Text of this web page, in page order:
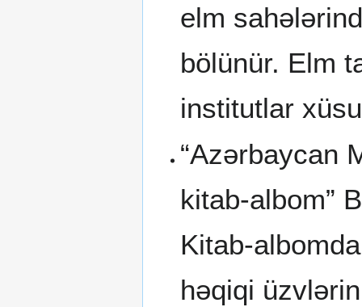
elm
bölünür. Elm
institutlar
“Azərbaycan
kitab-albom”
Kitab-
həqiqi